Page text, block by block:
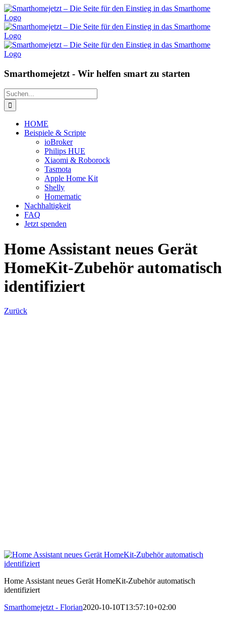
Zum
Inhalt
springen
Smarthomejetzt - Wir helfen smart zu starten
Suche
nach:
HOME
Beispiele & Scripte
ioBroker
Philips HUE
Xiaomi & Roborock
Tasmota
Apple Home Kit
Shelly
Homematic
Nachhaltigkeit
FAQ
Jetzt spenden
Home Assistant neues Gerät
HomeKit-Zubehör automatisch
identifiziert
Zurück
Home Assistant neues Gerät HomeKit-Zubehör automatisch
identifiziert
Smarthomejetzt - Florian2020-10-10T13:57:10+02:00